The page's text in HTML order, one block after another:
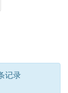
记录